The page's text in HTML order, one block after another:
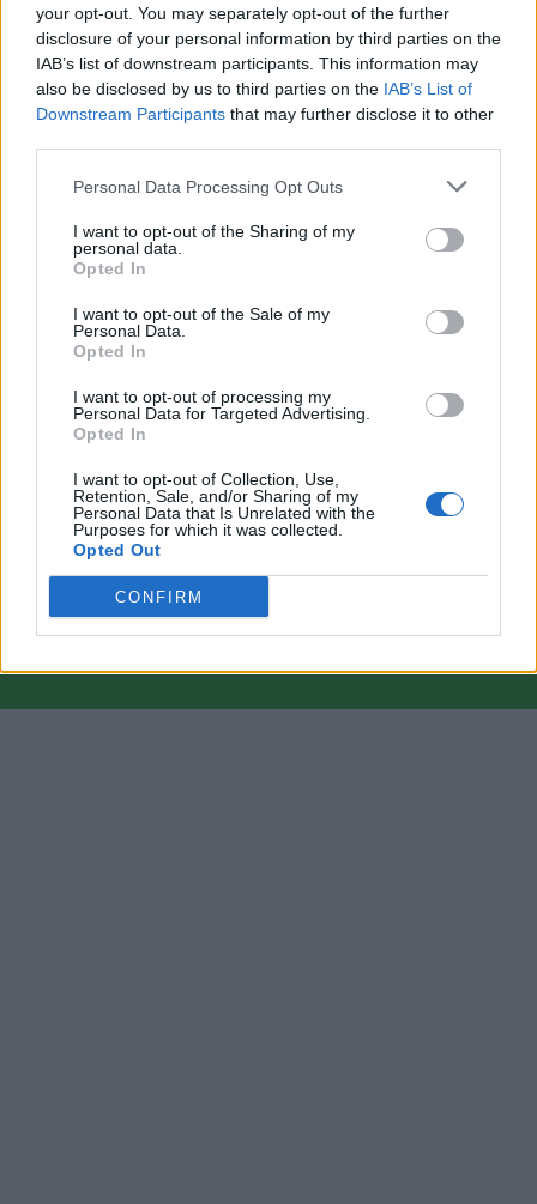
your opt-out. You may separately opt-out of the further
disclosure of your personal information by third parties on the
IAB’s list of downstream participants. This information may
also be disclosed by us to third parties on the IAB’s List of
Downstream Participants that may further disclose it to other
Personal Data Processing Opt Outs
I want to opt-out of the Sharing of my
personal data.
Opted In
I want to opt-out of the Sale of my
Personal Data.
Opted In
I want to opt-out of processing my
Personal Data for Targeted Advertising.
Opted In
I want to opt-out of Collection, Use,
Retention, Sale, and/or Sharing of my
Personal Data that Is Unrelated with the
Purposes for which it was collected.
Opted Out
CONFIRM
VAI ALLA VERSIONE CLASSICA
Il materiale (testo, foto e video) consultabile in questo portale è di nostra proprietà.
giunti da internet, in quanto arrivati alla nostra attenzione attraverso regolari
comunicati stampa con immagini e testi allegati ed autorizzati alla pubblicazione, e
quindi valutati di pubblico dominio. Se i soggetti o gli autori avessero qualcosa in
contrario alla pubblicazione, non avranno che da segnalarlo alla redazione (indirizzo
redazione@napolimagazine.com), che provvederà prontamente alla rimozione.